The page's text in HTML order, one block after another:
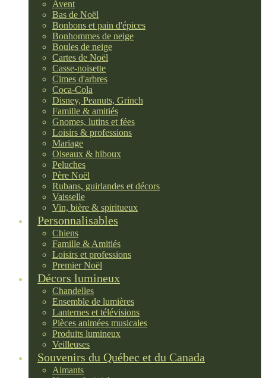
Avent
Bas de Noël
Bonbons et pain d'épices
Bonhommes de neige
Boules de neige
Cartes de Noël
Casse-noisette
Cimes d'arbres
Coca-Cola
Disney, Peanuts, Grinch
Famille & amitiés
Gnomes, lutins et fées
Loisirs & professions
Mariage
Oiseaux & hiboux
Peluches
Père Noël
Rubans, guirlandes et décors
Vaisselle
Vin, bière & spiritueux
Personnalisables
Chiens
Famille & Amitiés
Loisirs et professions
Premier Noël
Décors lumineux
Chandelles
Ensemble de lumières
Lanternes et télévisions
Pièces animées musicales
Produits lumineux
Veilleuses
Souvenirs du Québec et du Canada
Aimants